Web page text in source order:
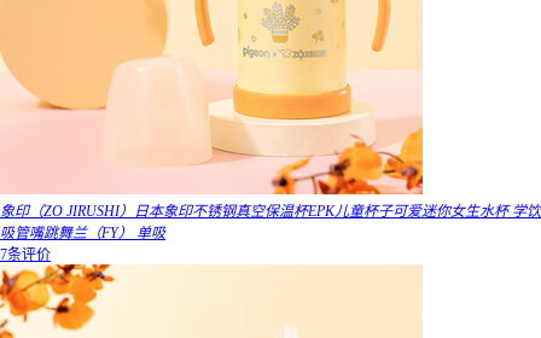
象印（ZO JIRUSHI）日本象印不锈钢真空保温杯EPK儿童杯子可爱迷你女生水杯 学饮
吸管嘴跳舞兰（FY） 单吸
7条评价